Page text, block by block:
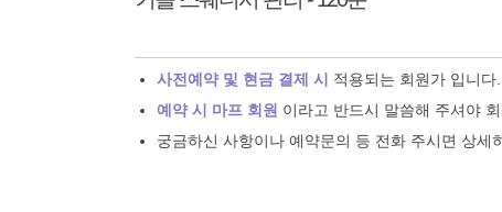
사전예약 및 현금 결제 시
적용되는 회원가 입니다.
예약 시 마프 회원 이라고 반드시 말씀해 주셔야
궁금하신 사항이나 예약문의 등 전화 주시면 상세